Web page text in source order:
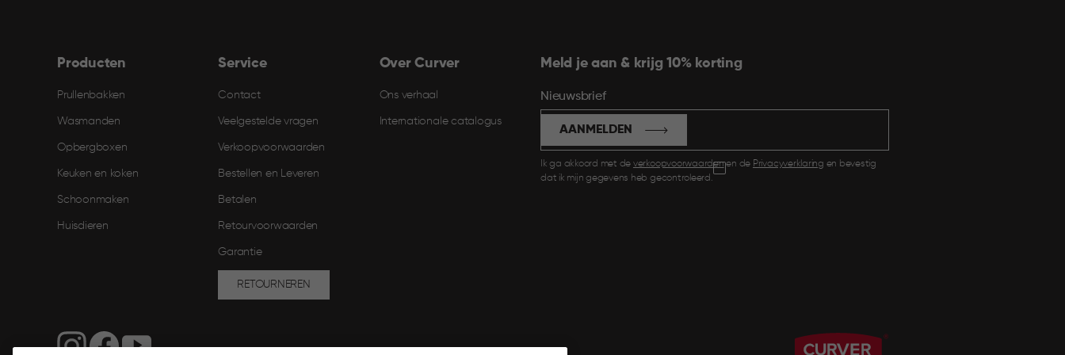
Producten
Prullenbakken
Wasmanden
Opbergboxen
Keuken en koken
Schoonmaken
Huisdieren
Service
Contact
Veelgestelde vragen
Verkoopvoorwaarden
Bestellen en Leveren​
Betalen
Retourvoorwaarden
Garantie
RETOURNEREN
Over Curver
Ons verhaal
Internationale catalogus
Meld je aan & krijg 10% korting
Nieuwsbrief
Ik ga akkoord met de verkoopvoorwaardenen de Privacyverklaring en bevestig
dat ik mijn gegevens heb gecontroleerd.
AANMELDEN